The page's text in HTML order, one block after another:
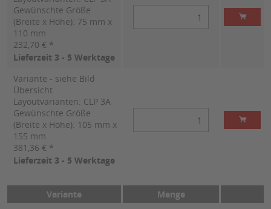
Gewünschte Größe
(Breite x Höhe): 75 mm x
110 mm
232,70 € *
Lieferzeit 3 - 5 Werktage
Variante - siehe Bild
Übersicht
Layoutvarianten: CLP 3A
Gewünschte Größe
(Breite x Höhe): 105 mm x
155 mm
381,36 € *
Lieferzeit 3 - 5 Werktage
Variante
Menge